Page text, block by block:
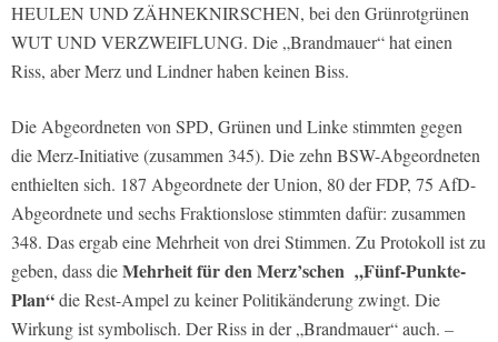
HEULEN UND ZÄHNEKNIRSCHEN, bei den Grünrotgrünen
WUT UND VERZWEIFLUNG. Die „Brandmauer“ hat einen
Riss, aber Merz und Lindner haben keinen Biss.
Die Abgeordneten von SPD, Grünen und Linke stimmten gegen
die Merz-Initiative (zusammen 345). Die zehn BSW-Abgeordneten
enthielten sich. 187 Abgeordnete der Union, 80 der FDP, 75 AfD-
Abgeordnete und sechs Fraktionslose stimmten dafür: zusammen
348. Das ergab eine Mehrheit von drei Stimmen. Zu Protokoll ist zu
geben, dass dieMehrheit für den Merz’schen „Fünf-Punkte-
Plan“die Rest-Ampel zu keiner Politikänderung zwingt. Die
Wirkung ist symbolisch. Der Riss in der „Brandmauer“ auch. –